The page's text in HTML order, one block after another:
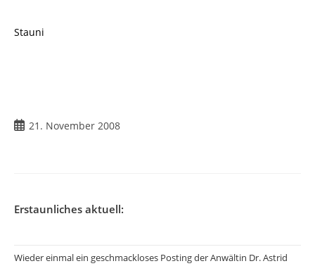
Stauni
Beitrag
21. November 2008
Erstaunliches aktuell:
Wieder einmal ein geschmackloses Posting der Anwältin Dr. Astrid